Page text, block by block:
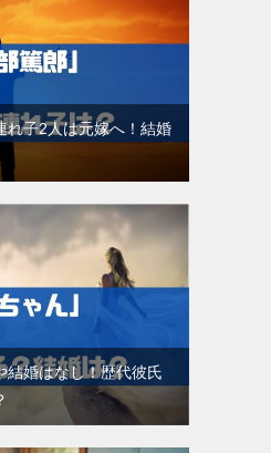
れ子2人は元嫁へ！結婚
結婚はなし！歴代彼氏